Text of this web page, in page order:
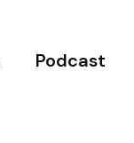
Podcast